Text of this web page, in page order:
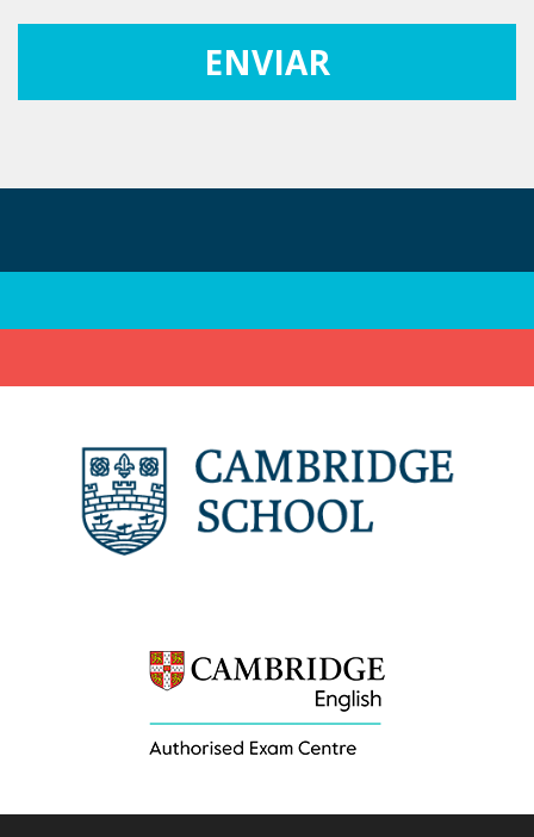
ENVIAR